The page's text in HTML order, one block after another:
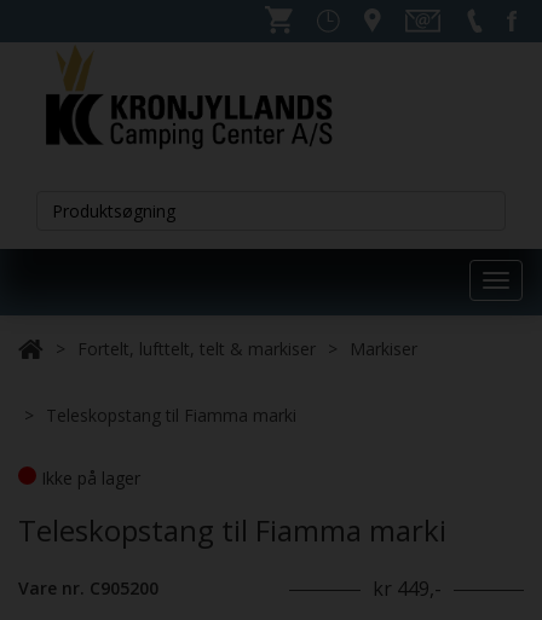
Fortelt, lufttelt, telt & markiser Markiser
Teleskopstang til Fiamma marki
Ikke på lager
Teleskopstang til Fiamma marki
Vare nr. C905200 kr 449,-